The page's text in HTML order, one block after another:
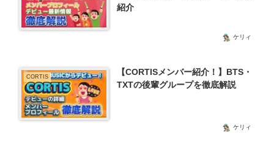
紹介
ケリィ
CORTIS
【CORTISメンバー紹介！】BTS・
TXTの後輩グループを徹底解説
ケリィ